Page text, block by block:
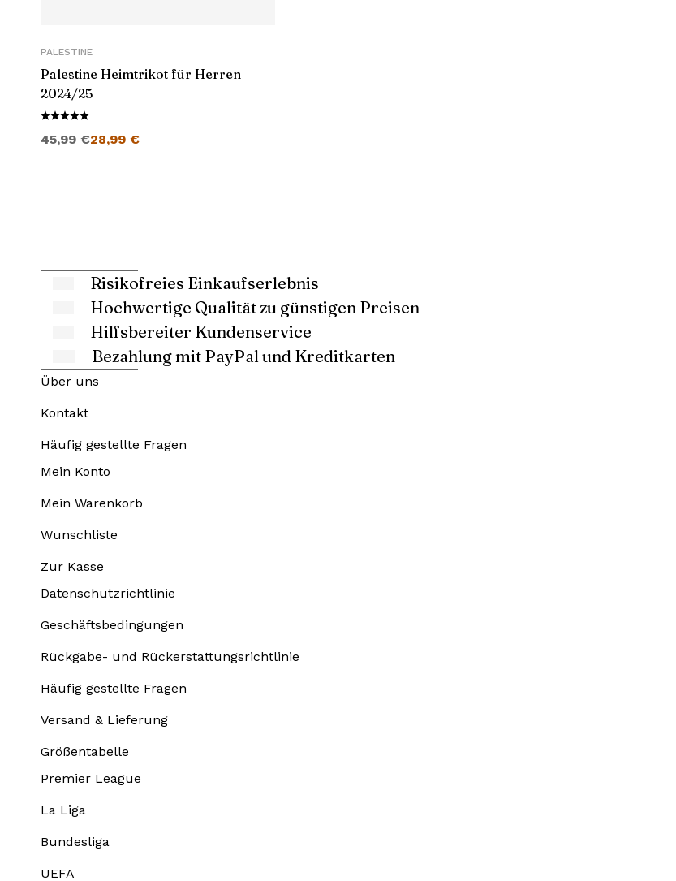
PALESTINE
Palestine Heimtrikot für Herren
2024/25
45,99€28,99 €
Risikofreies Einkaufserlebnis
Hochwertige Qualität zu günstigen Preisen
Hilfsbereiter Kundenservice
Bezahlung mit PayPal und Kreditkarten
Über uns
Kontakt
Häufig gestellte Fragen
Mein Konto
Mein Warenkorb
Wunschliste
Zur Kasse
Datenschutzrichtlinie
Geschäftsbedingungen
Rückgabe- und Rückerstattungsrichtlinie
Häufig gestellte Fragen
Versand & Lieferung
Größentabelle
Premier League
La Liga
Bundesliga
UEFA